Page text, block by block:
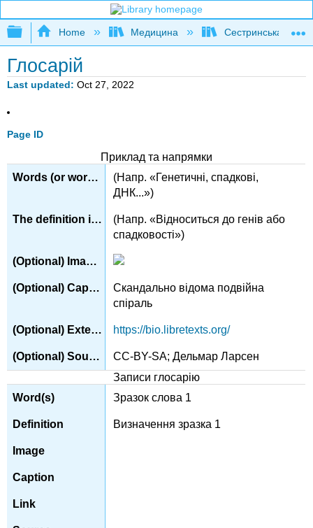
Expand/collapse global hierarchy
Home Медицина Сестринська
Глосарій
Last updated Oct 27, 2022
Page ID
Приклад та напрямки
(Напр. «Генетичні, спадкові,
ДНК...»)
(Напр. «Відноситься до генів або
спадковості»)
Скандально відома подвійна
спіраль
https://bio.libretexts.org/
CC-BY-SA; Дельмар Ларсен
Записи глосарію
Зразок слова 1
Визначення зразка 1